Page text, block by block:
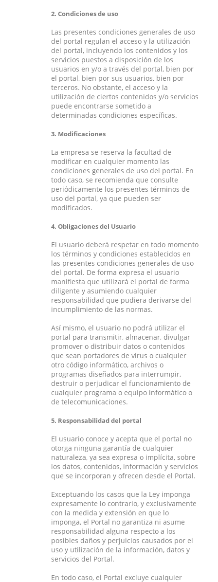
2. Condiciones de uso
Las presentes condiciones generales de uso
del portal regulan el acceso y la utilización
del portal, incluyendo los contenidos y los
servicios puestos a disposición de los
usuarios en y/o a través del portal, bien por
el portal, bien por sus usuarios, bien por
terceros. No obstante, el acceso y la
utilización de ciertos contenidos y/o servicios
puede encontrarse sometido a
determinadas condiciones específicas.
3. Modificaciones
La empresa se reserva la facultad de
modificar en cualquier momento las
condiciones generales de uso del portal. En
todo caso, se recomienda que consulte
periódicamente los presentes términos de
uso del portal, ya que pueden ser
modificados.
4. Obligaciones del Usuario
El usuario deberá respetar en todo momento
los términos y condiciones establecidos en
las presentes condiciones generales de uso
del portal. De forma expresa el usuario
manifiesta que utilizará el portal de forma
diligente y asumiendo cualquier
responsabilidad que pudiera derivarse del
incumplimiento de las normas.
Así mismo, el usuario no podrá utilizar el
portal para transmitir, almacenar, divulgar
promover o distribuir datos o contenidos
que sean portadores de virus o cualquier
otro código informático, archivos o
programas diseñados para interrumpir,
destruir o perjudicar el funcionamiento de
cualquier programa o equipo informático o
de telecomunicaciones.
5. Responsabilidad del portal
El usuario conoce y acepta que el portal no
otorga ninguna garantía de cualquier
naturaleza, ya sea expresa o implícita, sobre
los datos, contenidos, información y servicios
que se incorporan y ofrecen desde el Portal.
Exceptuando los casos que la Ley imponga
expresamente lo contrario, y exclusivamente
con la medida y extensión en que lo
imponga, el Portal no garantiza ni asume
responsabilidad alguna respecto a los
posibles daños y perjuicios causados por el
uso y utilización de la información, datos y
servicios del Portal.
En todo caso, el Portal excluye cualquier